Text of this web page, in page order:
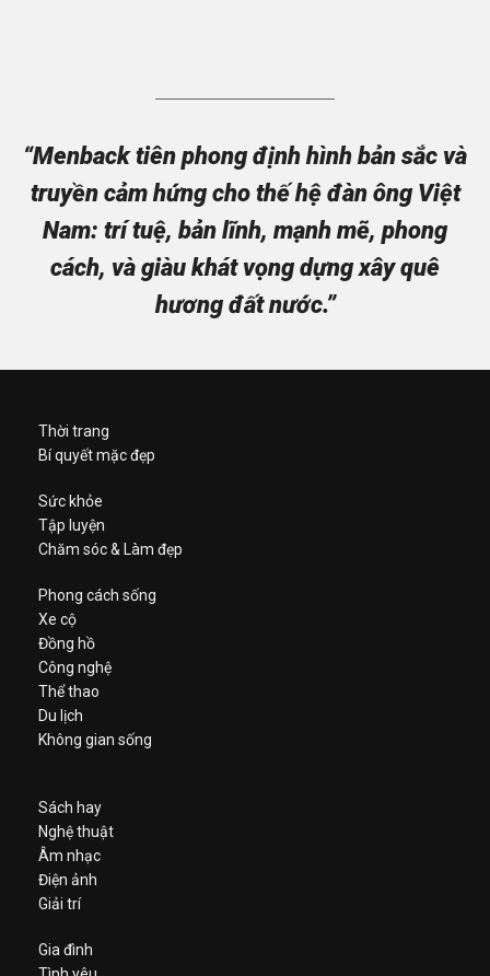
“Menback tiên phong định hình bản sắc và
truyền cảm hứng cho thế hệ đàn ông Việt
Nam: trí tuệ, bản lĩnh, mạnh mẽ, phong
cách, và giàu khát vọng dựng xây quê
hương đất nước.”
Thời trang
Bí quyết mặc đẹp
Sức khỏe
Tập luyện
Chăm sóc & Làm đẹp
Phong cách sống
Xe cộ
Đồng hồ
Công nghệ
Thể thao
Du lịch
Không gian sống
Sách hay
Nghệ thuật
Âm nhạc
Điện ảnh
Giải trí
Gia đình